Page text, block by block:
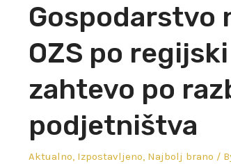
Gospodarstvo
OZS po
zahtevo po
podjetništva
Aktualno, Izpostavljeno, Najbolj brano /